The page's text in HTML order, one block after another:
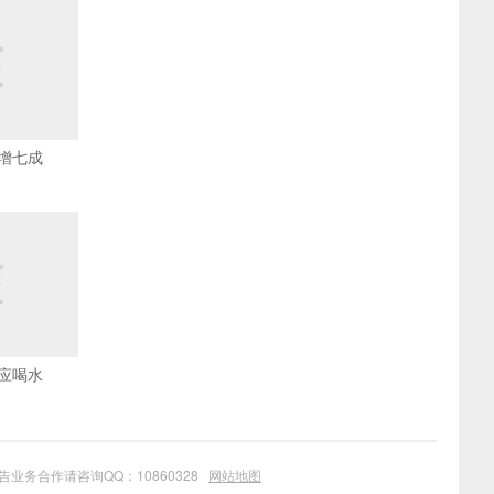
七成
喝水
业务合作请咨询QQ：10860328 网站地图